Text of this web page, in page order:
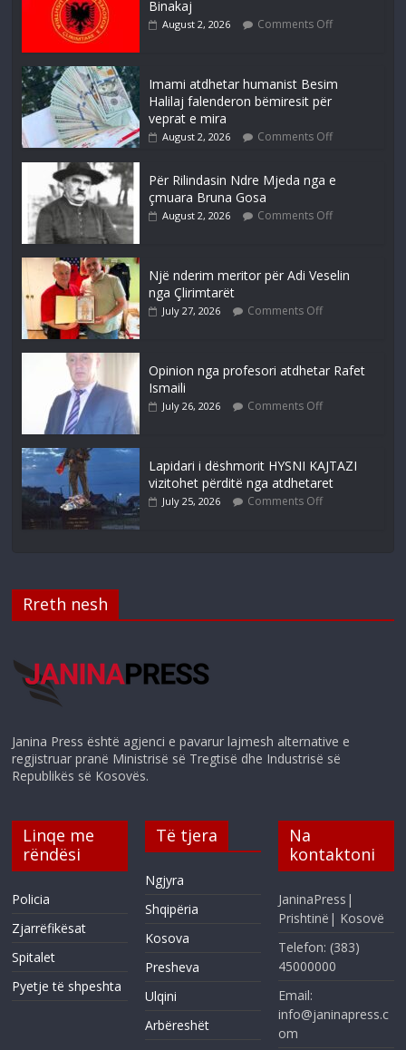
Binakaj
August 2, 2026 Comments Off
Imami atdhetar humanist Besim
Halilaj falenderon bëmiresit për
veprat e mira
August 2, 2026 Comments Off
Për Rilindasin Ndre Mjeda nga e
çmuara Bruna Gosa
August 2, 2026 Comments Off
Një nderim meritor për Adi Veselin
nga Çlirimtarët
July 27, 2026 Comments Off
Opinion nga profesori atdhetar Rafet
Ismaili
July 26, 2026 Comments Off
Lapidari i dëshmorit HYSNI KAJTAZI
vizitohet përditë nga atdhetaret
July 25, 2026 Comments Off
Rreth nesh
Janina Press është agjenci e pavarur lajmesh alternative e
regjistruar pranë Ministrisë së Tregtisë dhe Industrisë së
Republikës së Kosovës.
Linqe me
rëndësi
Policia
Zjarrëfikësat
Spitalet
Pyetje të shpeshta
Të tjera
Ngjyra
Shqipëria
Kosova
Presheva
Ulqini
Arbëreshët
Na
kontaktoni
JaninaPress|
Prishtinë| Kosovë
Telefon: (383)
45000000
Email:
info@janinapress.c
om